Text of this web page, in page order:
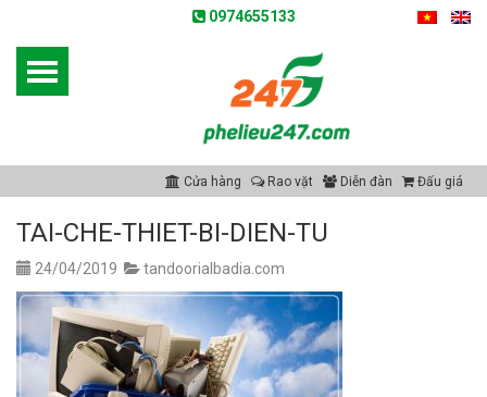
0974655133
Cửa hàng Rao vặt Diễn đàn Đấu giá
TAI-CHE-THIET-BI-DIEN-TU
24/04/2019 tandoorialbadia.com